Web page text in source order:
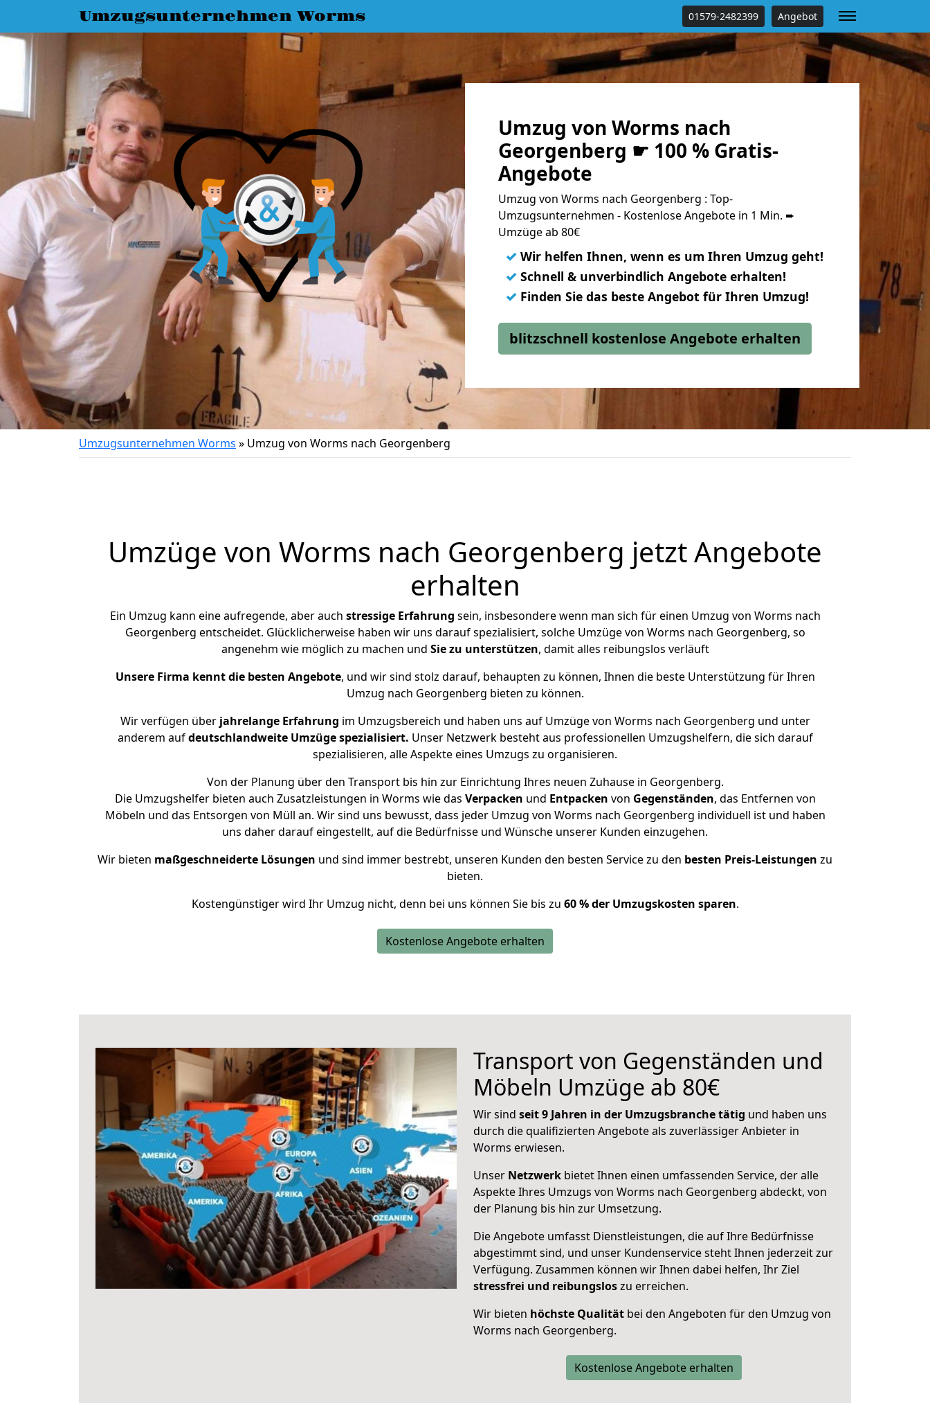
Umzugsunternehmen Worms 01579-2482399 Angebot
Umzug von Worms nach
Georgenberg ☛ 100 % Gratis-
Angebote
Umzug von Worms nach Georgenberg : Top-
Umzugsunternehmen - Kostenlose Angebote in 1 Min. ➨
Umzüge ab 80€
✓ Wir helfen Ihnen, wenn es um Ihren Umzug geht!
✓ Schnell & unverbindlich Angebote erhalten!
✓ Finden Sie das beste Angebot für Ihren Umzug!
blitzschnell kostenlose Angebote erhalten
Umzugsunternehmen Worms » Umzug von Worms nach Georgenberg
Umzüge von Worms nach Georgenberg jetzt Angebote
erhalten
Ein Umzug kann eine aufregende, aber auch stressige Erfahrung sein, insbesondere wenn man sich für einen Umzug von Worms nach
Georgenberg entscheidet. Glücklicherweise haben wir uns darauf spezialisiert, solche Umzüge von Worms nach Georgenberg, so
angenehm wie möglich zu machen und Sie zu unterstützen, damit alles reibungslos verläuft
Unsere Firma kennt die besten Angebote, und wir sind stolz darauf, behaupten zu können, Ihnen die beste Unterstützung für Ihren
Umzug nach Georgenberg bieten zu können.
Wir verfügen überjahrelange Erfahrung im Umzugsbereich und haben uns auf Umzüge von Worms nach Georgenberg und unter
anderem aufdeutschlandweite Umzüge spezialisiert. Unser Netzwerk besteht aus professionellen Umzugshelfern, die sich darauf
spezialisieren, alle Aspekte eines Umzugs zu organisieren.
Von der Planung über den Transport bis hin zur Einrichtung Ihres neuen Zuhause in Georgenberg.
Die Umzugshelfer bieten auch Zusatzleistungen in Worms wie das Verpacken und Entpacken von Gegenständen, das Entfernen von
Möbeln und das Entsorgen von Müll an. Wir sind uns bewusst, dass jeder Umzug von Worms nach Georgenberg individuell ist und haben
uns daher darauf eingestellt, auf die Bedürfnisse und Wünsche unserer Kunden einzugehen.
Wir bieten maßgeschneiderte Lösungen und sind immer bestrebt, unseren Kunden den besten Service zu den besten Preis-Leistungen zu
bieten.
Kostengünstiger wird Ihr Umzug nicht, denn bei uns können Sie bis zu 60 % der Umzugskosten sparen.
Kostenlose Angebote erhalten
Transport von Gegenständen und
Möbeln Umzüge ab 80€
Wir sind seit 9 Jahren in der Umzugsbranche tätig und haben uns
durch die qualifizierten Angebote als zuverlässiger Anbieter in
Worms erwiesen.
Unser Netzwerk bietet Ihnen einen umfassenden Service, der alle
Aspekte Ihres Umzugs von Worms nach Georgenberg abdeckt, von
der Planung bis hin zur Umsetzung.
Die Angebote umfasst Dienstleistungen, die auf Ihre Bedürfnisse
abgestimmt sind, und unser Kundenservice steht Ihnen jederzeit zur
Verfügung. Zusammen können wir Ihnen dabei helfen, Ihr Ziel
stressfrei und reibungsloszu erreichen.
Wir bieten höchste Qualität bei den Angeboten für den Umzug von
Worms nach Georgenberg.
Kostenlose Angebote erhalten